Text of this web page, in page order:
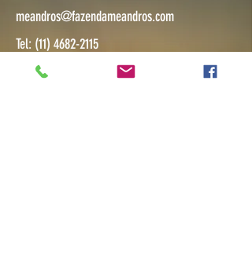
meandros@fazendameandros.com
Tel: (11) 4682-2115